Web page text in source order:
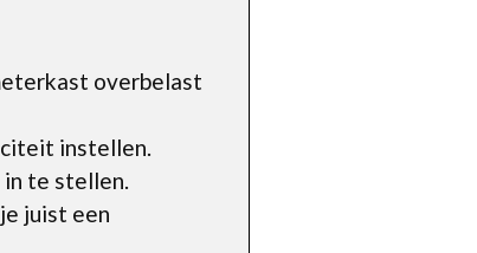
overbelast
instellen.
te stellen.
juist een